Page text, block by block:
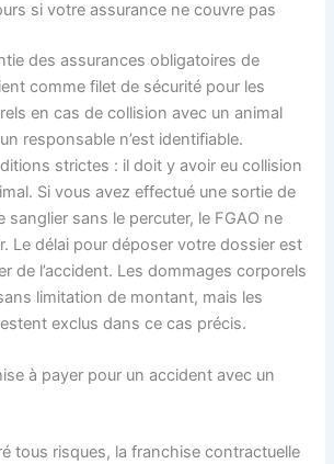
si votre assurance ne couvre pas
des assurances obligatoires de
comme filet de sécurité pour les
en cas de collision avec un animal
responsable n’est identifiable.
strictes : il doit y avoir eu collision
Si vous avez effectué une sortie de
sanglier sans le percuter, le FGAO ne
Le délai pour déposer votre dossier est
de l’accident. Les dommages corporels
limitation de montant, mais les
exclus dans ce cas précis.
à payer pour un accident avec un
tous risques, la franchise contractuelle